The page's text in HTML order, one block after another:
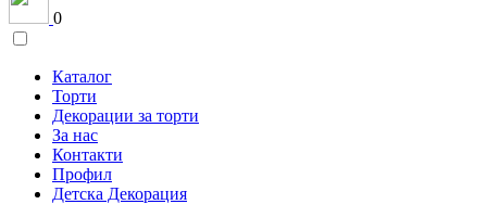
0
Каталог
Торти
Декорации за торти
За нас
Контакти
Профил
Детска Декорация